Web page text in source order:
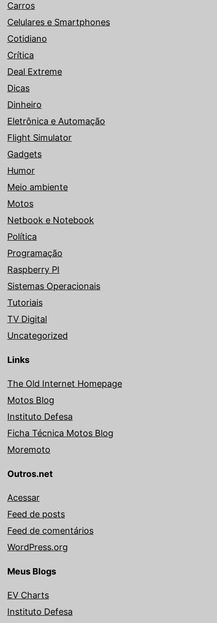
Carros
Celulares e Smartphones
Cotidiano
Crítica
Deal Extreme
Dicas
Dinheiro
Eletrônica e Automação
Flight Simulator
Gadgets
Humor
Meio ambiente
Motos
Netbook e Notebook
Política
Programação
Raspberry PI
Sistemas Operacionais
Tutoriais
TV Digital
Uncategorized
Links
The Old Internet Homepage
Motos Blog
Instituto Defesa
Ficha Técnica Motos Blog
Moremoto
Outros.net
Acessar
Feed de posts
Feed de comentários
WordPress.org
Meus Blogs
EV Charts
Instituto Defesa